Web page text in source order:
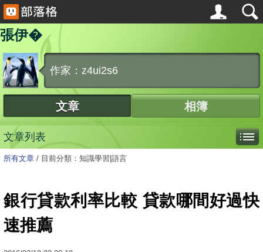
張伊�
作家：z4ui2s6
文章 相簿
文章列表
所有文章 / 目前分類：知識學習|語言
銀行貸款利率比較 貸款哪間好過快
速推薦